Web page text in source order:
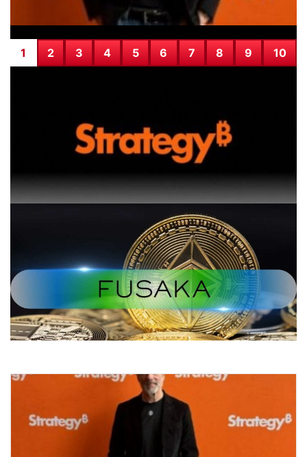
1 2 3 4 5 6 7 8 9 10
Strateji CEO’su: Bitcoin satışı için on yıllık bir duraklama
07.12.2025 21:35
Fusaka, Alım İştahının Dört Aylık Zirveye Ulaşmasıyla ETH
07.12.2025 13:20